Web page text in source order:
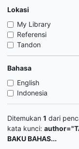
Lokasi
My Library
Referensi
Tandon
Bahasa
English
Indonesia
Ditemukan 1 dari
kata kunci:
BAKU BAHAS...